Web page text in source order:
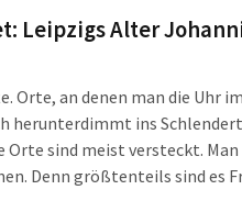
Leipzigs Alter
Orte, an denen man die Uhr
herunterdimmt ins
Orte sind meist versteckt. Man
Denn größtenteils sind es